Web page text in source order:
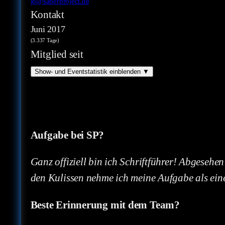
Kontakt
Juni 2017
(3.337 Tage)
Mitglied seit
Show- und Eventstatistik einblenden ▼
Aufgabe bei SP?
Ganz offiziell bin ich Schriftführer!
den Kulissen nehme ich meine Aufgabe als
Beste Erinnerung mit dem Team?